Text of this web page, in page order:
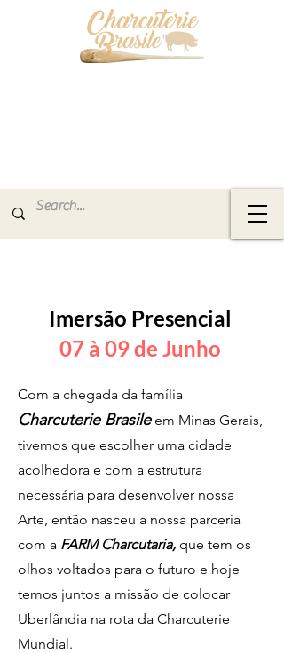
Imersão Presencial
07 à 09 de Junho
Com a chegada da família
Charcuterie Brasileem Minas Gerais,
tivemos que escolher uma cidade
acolhedora e com a estrutura
necessária para desenvolver nossa
Arte, então nasceu a nossa parceria
com a FARM Charcutaria, que tem os
olhos voltados para o futuro e hoje
temos juntos a missão de colocar
Uberlândia na rota da Charcuterie
Mundial.